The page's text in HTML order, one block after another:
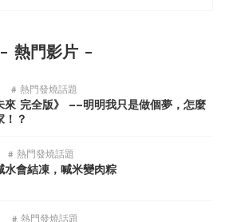
熱門影片
# 熱門發燒話題
來 完全版》 ——明明我只是做個夢，怎麼
！？
# 熱門發燒話題
水會結凍，喊米變肉粽
# 熱門發燒話題